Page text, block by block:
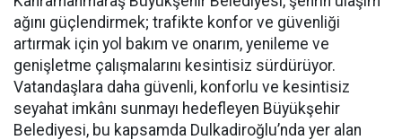
ağını güçlendirmek; trafikte konfor ve güvenliği
artırmak için yol bakım ve onarım, yenileme ve
genişletme çalışmalarını kesintisiz sürdürüyor.
Vatandaşlara daha güvenli, konforlu ve kesintisiz
seyahat imkânı sunmayı hedefleyen Büyükşehir
Belediyesi, bu kapsamda Dulkadiroğlu’nda yer alan